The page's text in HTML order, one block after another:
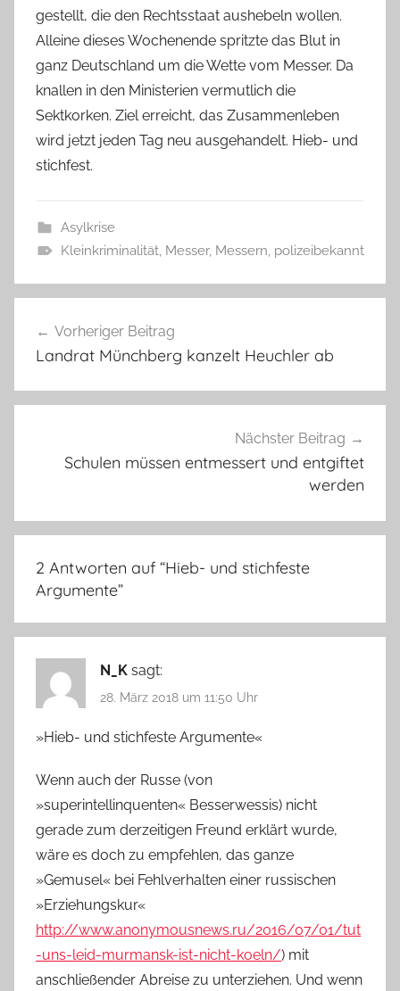
gestellt, die den Rechtsstaat aushebeln wollen.
Alleine dieses Wochenende spritzte das Blut in
ganz Deutschland um die Wette vom Messer. Da
knallen in den Ministerien vermutlich die
Sektkorken. Ziel erreicht, das Zusammenleben
wird jetzt jeden Tag neu ausgehandelt. Hieb- und
stichfest.
Asylkrise
Kleinkriminalität, Messer, Messern, polizeibekannt
Vorheriger Beitrag
Landrat Münchberg kanzelt Heuchler ab
Nächster Beitrag
Schulen müssen entmessert und entgiftet
werden
2 Antworten auf “Hieb- und stichfeste
Argumente”
N_K sagt:
28. März 2018 um 11:50 Uhr
»Hieb- und stichfeste Argumente«
Wenn auch der Russe (von
»superintellinquenten« Besserwessis) nicht
gerade zum derzeitigen Freund erklärt wurde,
wäre es doch zu empfehlen, das ganze
»Gemusel« bei Fehlverhalten einer russischen
»Erziehungskur«
http://www.anonymousnews.ru/2016/07/01/tut
-uns-leid-murmansk-ist-nicht-koeln/) mit
anschließender Abreise zu unterziehen. Und wenn